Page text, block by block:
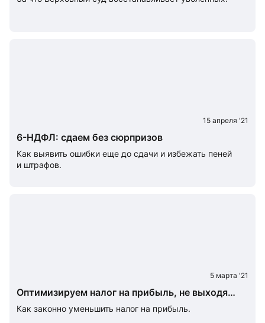
15 апреля '21
6-НДФЛ: сдаем без сюрпризов
Как выявить ошибки еще до сдачи и избежать пеней
и штрафов.
5 марта '21
Оптимизируем налог на прибыль, не выходя
из программы
Как законно уменьшить налог на прибыль.